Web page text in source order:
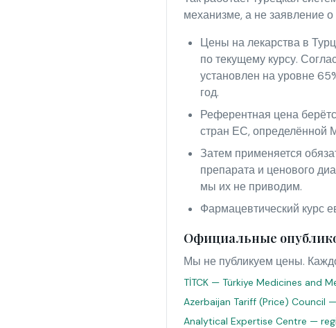
механизме, а не заявление
Цены на лекарства в
по текущему курсу.
установлен на уровне
год.
Референтная цена
стран ЕС, определённой
Затем применяется
препарата и ценового
мы их не приводим.
Фармацевтический курс
Официальные
Мы не публикуем цены.
TİTCK — Türkiye Medicines and
Azerbaijan Tariff (Price) Council
Analytical Expertise Centre —